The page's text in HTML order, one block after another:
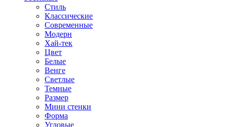
Стиль
Классические
Современные
Модерн
Хай-тек
Цвет
Белые
Венге
Светлые
Темные
Размер
Мини стенки
Форма
Угловые